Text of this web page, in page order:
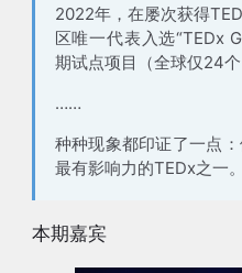
2022年，在屡次获得
区唯一代表入选“TEDx
期试点项目（全球仅24个
……
种种现象都印证了一点
最有影响力的TEDx之一。
本期嘉宾